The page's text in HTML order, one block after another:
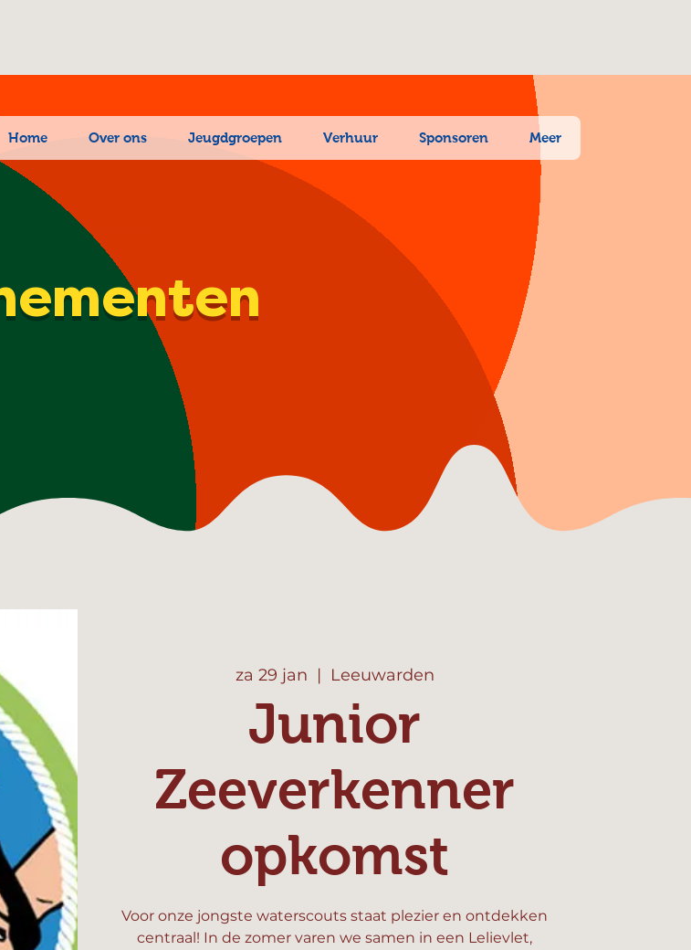
Home Over ons Jeugdgroepen Verhuur Sponsoren Meer
za 29 jan
  |
Leeuwarden
Junior
Zeeverkenner
opkomst
Voor onze jongste waterscouts staat plezier en ontdekken
centraal! In de zomer varen we samen in een Lelievlet,